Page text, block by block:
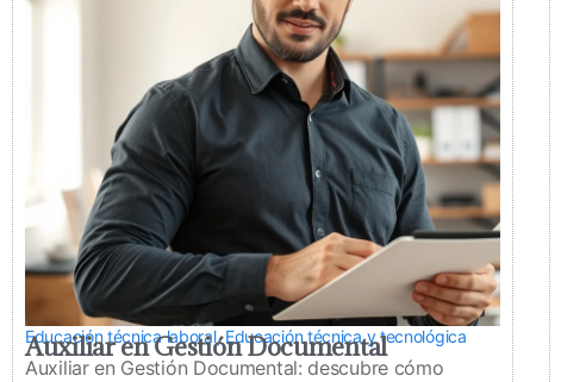
Educación técnica laboral,Educación técnica y tecnológica
Auxiliar en Gestión Documental
Auxiliar en Gestión Documental: descubre cómo